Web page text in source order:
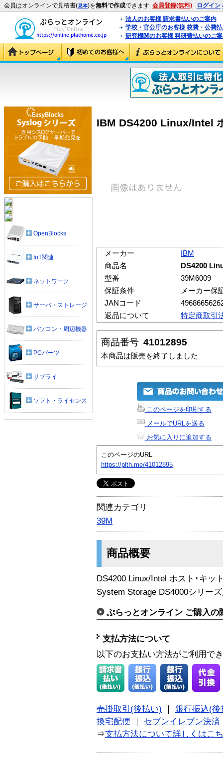
会員はオンラインで見積書(見本)を無料で作成できます 会員登録(無料) ログイン
法人のお客様 請求書払いのご案内
学校・官公庁のお客様 校費・公費
研究機関のお客様 科研費払いのご
IBM DS4200 Linux/Intel
メーカー
IBM
商品名
DS4200
型番
39M6009
保証条件
メーカー保
JANコード
返品について
特定商取引
商品番号 41012895
本商品は販売を終了しました
このページを印刷する
メールでURLを送る
お気に入りに追加する
このページのURL
https://plth.me/41012895
関連カテゴリ
39M
商品概要
DS4200 Linux/Intel ホスト･キッ
System Storage DS4000シリー
ぷらっとオンライン ご購入の
支払方法について
以下のお支払い方法がご利用で
売掛取引(後払い)
銀行振込(後
換宅配便
セブンイレブン決済
⇒支払方法について詳しくはこ
OpenBlocks
IoT関連
ネットワーク
サーバ・ストレージ
パソコン・周辺機器
PCパーツ
サプライ
ソフト・ライセンス